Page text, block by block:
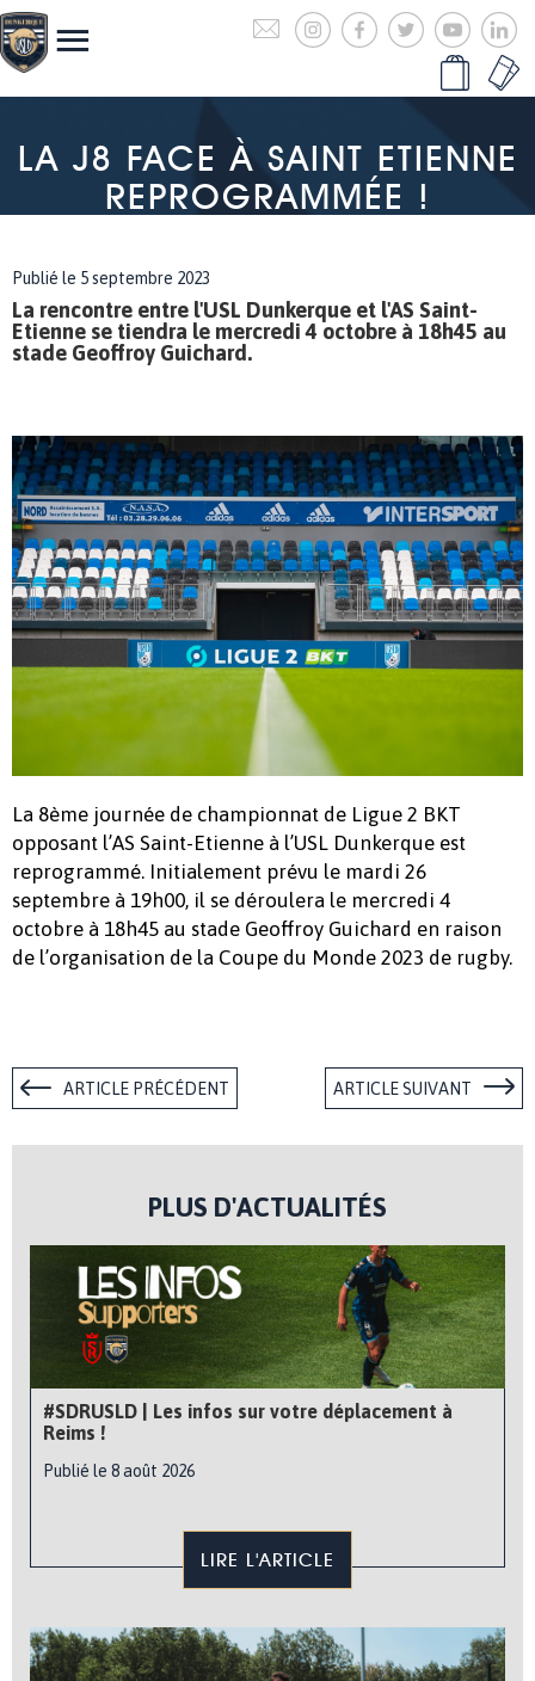
LA J8 FACE À SAINT ETIENNE
REPROGRAMMÉE !
Publié le 5 septembre 2023
La rencontre entre l'USL Dunkerque et l'AS Saint-
Etienne se tiendra le mercredi 4 octobre à 18h45 au
stade Geoffroy Guichard.
La 8ème journée de championnat de Ligue 2 BKT
opposant l’AS Saint-Etienne à l’USL Dunkerque est
reprogrammé. Initialement prévu le mardi 26
septembre à 19h00, il se déroulera le mercredi 4
octobre à 18h45 au stade Geoffroy Guichard en raison
de l’organisation de la Coupe du Monde 2023 de rugby.
ARTICLE PRÉCÉDENT ARTICLE SUIVANT
PLUS D'ACTUALITÉS
#SDRUSLD | Les infos sur votre déplacement à
Reims !
Publié le 8 août 2026
LIRE L'ARTICLE